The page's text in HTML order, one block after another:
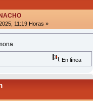
11:19 Horas »
En línea